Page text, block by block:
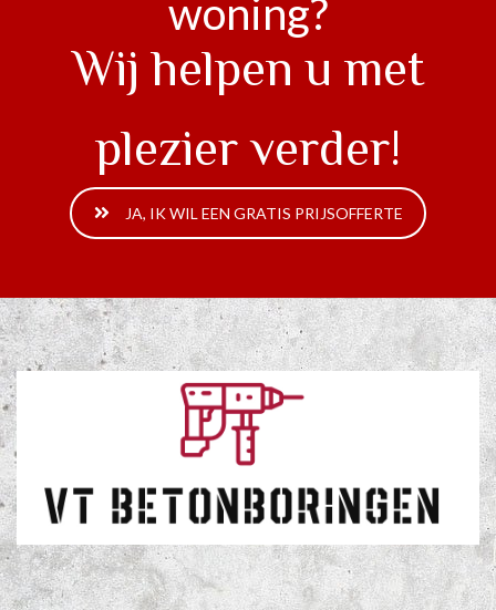
woning?
Wij helpen u met
plezier verder!
JA, IK WIL EEN GRATIS PRIJSOFFERTE